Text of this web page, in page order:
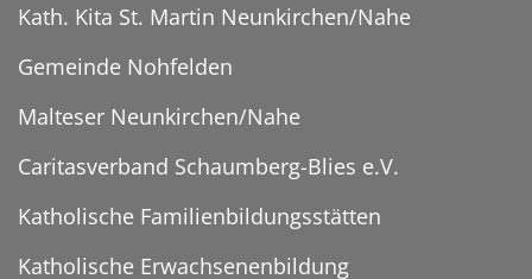
Kath. Kita St. Martin Neunkirchen/Nahe
Gemeinde Nohfelden
Malteser Neunkirchen/Nahe
Caritasverband Schaumberg-Blies e.V.
Katholische Familienbildungsstätten
Katholische Erwachsenenbildung